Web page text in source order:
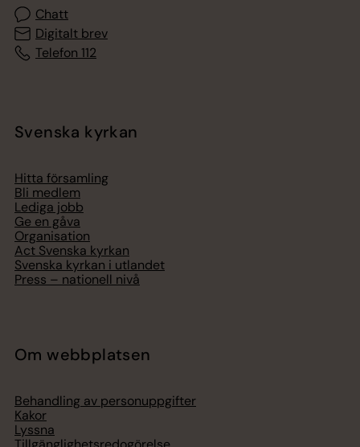
Chatt
Digitalt brev
Telefon 112
Svenska kyrkan
Hitta församling
Bli medlem
Lediga jobb
Ge en gåva
Organisation
Act Svenska kyrkan
Svenska kyrkan i utlandet
Press – nationell nivå
Om webbplatsen
Behandling av personuppgifter
Kakor
Lyssna